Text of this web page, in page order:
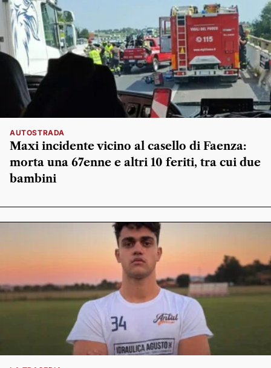
AUTOSTRADA
Maxi incidente vicino al casello di Faenza:
morta una 67enne e altri 10 feriti, tra cui due
bambini